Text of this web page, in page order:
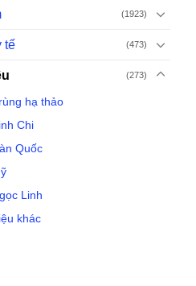
(1923)
tế (473)
(273)
hạ thảo
Chi
Quốc
Linh
khác